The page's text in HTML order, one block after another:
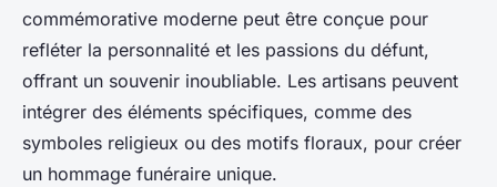
commémorative moderne peut être conçue pour
refléter la personnalité et les passions du défunt,
offrant un souvenir inoubliable. Les artisans peuvent
intégrer des éléments spécifiques, comme des
symboles religieux ou des motifs floraux, pour créer
un hommage funéraire unique.